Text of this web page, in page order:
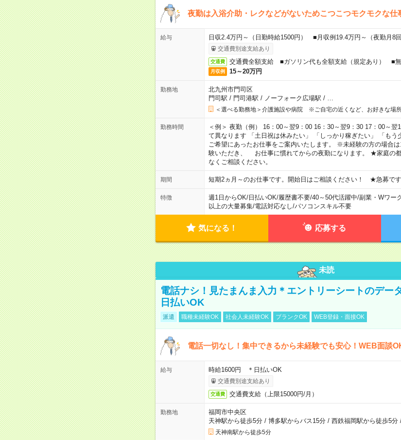
夜勤は入浴介助・レクなどがないためこつこつモクモクな仕
給与 日収2.4万円～（日勤時給1500円） ■月収例19.4万円～（夜勤月8回
交通費別途支給あり
交通費 交通費全額支給 ■ガソリン代も全額支給（規定あり） ■
月収例 15～20万円
勤務地
北九州市門司区
門司駅 / 門司港駅 / ノーフォーク広場駅 /
＜選べる勤務地＞介護施設や病院 ※ご自宅の近くなど、お好きな場所
勤務時間
＜例＞ 夜勤（例） 16：00～翌9：00 16：30～翌9：30 17：00～
て異なります 「土日祝は休みたい」 「しっかり稼ぎたい」 「もう
ご希望にあったお仕事をご案内いたします。 ※未経験の方の場合
験いただき、 お仕事に慣れてからの夜勤になります。 ★家庭の
なくご相談ください。
期間 短期2ヵ月～のお仕事です。開始日はご相談ください！ ★急募です
特徴 週1日からOK/日払いOK/履歴書不要/40～50代活躍中/副業・Wワー
以上の大量募集/電話対応なし/パソコンスキル不要
気になる！ 応募する
未読
電話ナシ！見たまんま入力＊エントリーシートのデー
日払いOK
派遣 職種未経験OK 社会人未経験OK ブランクOK WEB登録・面接OK
電話一切なし！集中できるから未経験でも安心！WEB面談
給与 時給1600円 ＊日払いOK
交通費別途支給あり
交通費 交通費支給（上限15000円/月）
勤務地
福岡市中央区
天神駅から徒歩5分/ 博多駅からバス15分/ 西鉄福岡駅から徒歩5分
天神南駅から徒歩5分